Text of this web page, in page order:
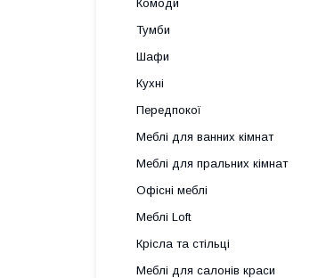
Комоди
Тумби
Шафи
Кухні
Передпокої
Меблі для ванних кімнат
Меблі для пральних кімнат
Офісні меблі
Меблі Loft
Крісла та стільці
Меблі для салонів краси